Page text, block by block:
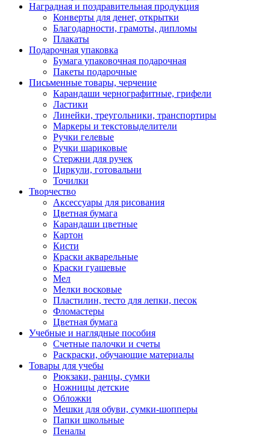
Наградная и поздравительная продукция
Конверты для денег, открытки
Благодарности, грамоты, дипломы
Плакаты
Подарочная упаковка
Бумага упаковочная подарочная
Пакеты подарочные
Письменные товары, черчение
Карандаши чернографитные, грифели
Ластики
Линейки, треугольники, транспортиры
Маркеры и текстовыделители
Ручки гелевые
Ручки шариковые
Стержни для ручек
Циркули, готовальни
Точилки
Творчество
Аксессуары для рисования
Цветная бумага
Карандаши цветные
Картон
Кисти
Краски акварельные
Краски гуашевые
Мел
Мелки восковые
Пластилин, тесто для лепки, песок
Фломастеры
Цветная бумага
Учебные и наглядные пособия
Счетные палочки и счеты
Раскраски, обучающие материалы
Товары для учебы
Рюкзаки, ранцы, сумки
Ножницы детские
Обложки
Мешки для обуви, сумки-шопперы
Папки школьные
Пеналы